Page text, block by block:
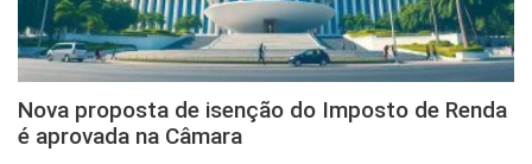
Nova proposta de isenção do Imposto de Renda
é aprovada na Câmara